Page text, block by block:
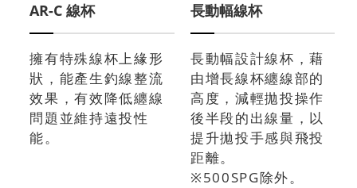
AR-C 線杯
擁有特殊線杯上緣形
狀，能產生釣線整流
效果，有效降低纏線
問題並維持遠投性
能。
長動幅線杯
長動幅設計線杯，藉
由增長線杯纏線部的
高度，減輕拋投操作
後半段的出線量，以
提升拋投手感與飛投
距離。
※500SPG除外。